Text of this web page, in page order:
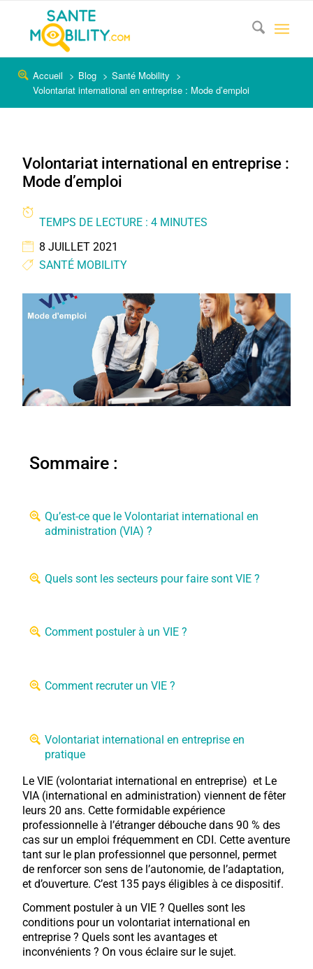
Accueil Blog
Santé Mobility
Volontariat international en entreprise : Mode d’emploi
Volontariat international en entreprise :
Mode d’emploi
TEMPS DE LECTURE : 4 MINUTES
8 JUILLET 2021
SANTÉ MOBILITY
Sommaire :
Qu’est-ce que le Volontariat international en
administration (VIA) ?
Quels sont les secteurs pour faire sont VIE ?
Comment postuler à un VIE ?
Comment recruter un VIE ?
Volontariat international en entreprise en
pratique
Le VIE (volontariat international en entreprise) et Le
VIA (international en administration) viennent de fêter
leurs 20 ans. Cette formidable expérience
professionnelle à l’étranger débouche dans 90 % des
cas sur un emploi fréquemment en CDI. Cette aventure
tant sur le plan professionnel que personnel, permet
de renforcer son sens de l’autonomie, de l’adaptation,
et d’ouverture. C’est 135 pays éligibles à ce dispositif.
Comment postuler à un VIE ? Quelles sont les
conditions pour un volontariat international en
entreprise ? Quels sont les avantages et
inconvénients ? On vous éclaire sur le sujet.